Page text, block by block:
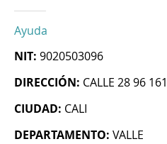
Ayuda
NIT: 9020503096
DIRECCIÓN: CALLE 28 96
CIUDAD: CALI
DEPARTAMENTO: VALLE